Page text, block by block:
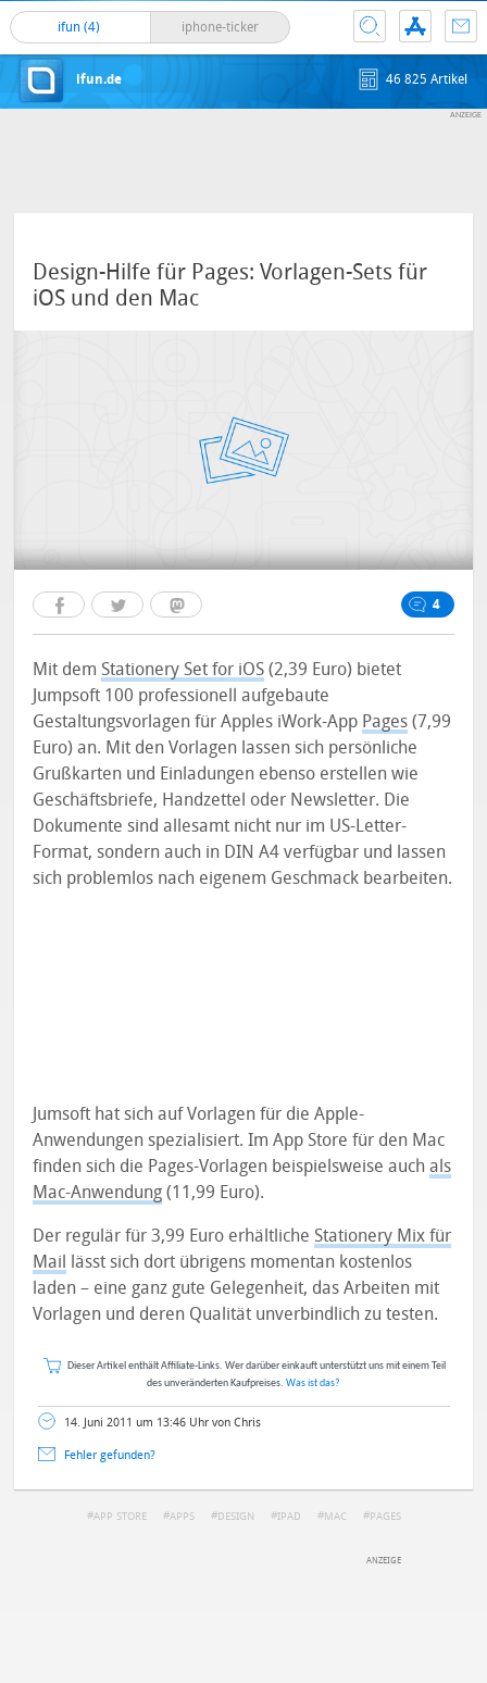
ifun (4) iphone-ticker
ifun.de 46 825 Artikel
Design-Hilfe für Pages: Vorlagen-Sets für
iOS und den Mac
4
Mit dem Stationery Set for iOS (2,39 Euro) bietet
Jumpsoft 100 professionell aufgebaute
Gestaltungsvorlagen für Apples iWork-App Pages (7,99
Euro) an. Mit den Vorlagen lassen sich persönliche
Grußkarten und Einladungen ebenso erstellen wie
Geschäftsbriefe, Handzettel oder Newsletter. Die
Dokumente sind allesamt nicht nur im US-Letter-
Format, sondern auch in DIN A4 verfügbar und lassen
sich problemlos nach eigenem Geschmack bearbeiten.
Jumsoft hat sich auf Vorlagen für die Apple-
Anwendungen spezialisiert. Im App Store für den Mac
finden sich die Pages-Vorlagen beispielsweise auchals
Mac-Anwendung (11,99 Euro).
Der regulär für 3,99 Euro erhältliche Stationery Mix für
Mail lässt sich dort übrigens momentan kostenlos
laden – eine ganz gute Gelegenheit, das Arbeiten mit
Vorlagen und deren Qualität unverbindlich zu testen.
Dieser Artikel enthält Affiliate-Links. Wer darüber einkauft unterstützt uns mit einem Teil
des unveränderten Kaufpreises. Was ist das?
14. Juni 2011 um 13:46 Uhr von Chris
Fehler gefunden?
APP STORE APPS DESIGN IPAD MAC PAGES